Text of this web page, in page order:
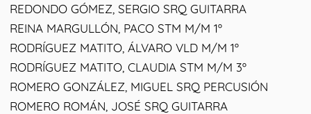
REDONDO GÓMEZ, SERGIO SRQ GUITARRA
REINA MARGULLÓN, PACO STM M/M 1º
RODRÍGUEZ MATITO, ÁLVARO VLD M/M 1º
RODRÍGUEZ MATITO, CLAUDIA STM M/M 3º
ROMERO GONZÁLEZ, MIGUEL SRQ PERCUSIÓN
ROMERO ROMÁN, JOSÉ SRQ GUITARRA